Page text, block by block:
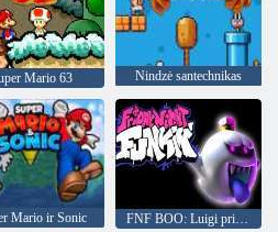
Mario 63 Nindzė santechnikas
Mario ir Sonic FNF BOO: Luigi prieš Kingboo